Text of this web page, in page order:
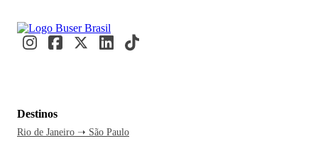
Destinos
Rio de Janeiro ➝ São Paulo